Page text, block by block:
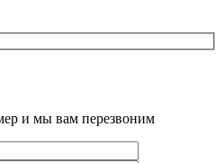
и мы вам перезвоним